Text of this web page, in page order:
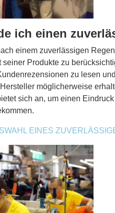
ich einen
einem zuverlässigen
seiner Produkte zu
zu lesen
möglicherweise
sich an, um einen
EINES